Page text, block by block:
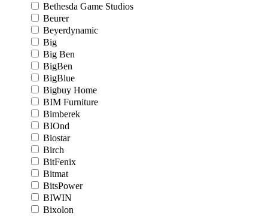
Bethesda Game Studios
Beurer
Beyerdynamic
Big
Big Ben
BigBen
BigBlue
Bigbuy Home
BIM Furniture
Bimberek
BIOnd
Biostar
Birch
BitFenix
Bitmat
BitsPower
BIWIN
Bixolon